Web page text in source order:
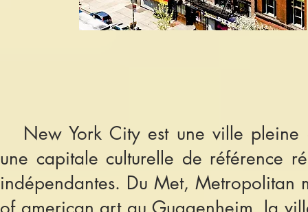
New York City est une ville pleine
une capitale culturelle de référence
indépendantes. Du Met, Metropolitan